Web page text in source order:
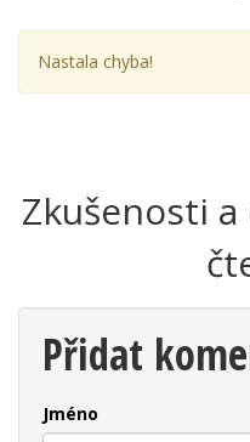
Nastala chyba!
Zkušenosti
Přidat
Jméno